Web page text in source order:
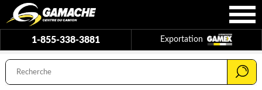
1-855-338-3881 Exportation